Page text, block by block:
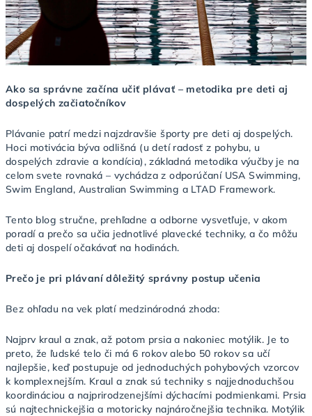
Ako sa správne začína učiť plávať – metodika pre deti aj
dospelých začiatočníkov
Plávanie patrí medzi najzdravšie športy pre deti aj dospelých.
Hoci motivácia býva odlišná (u detí radosť z pohybu, u
dospelých zdravie a kondícia), základná metodika výučby je na
celom svete rovnaká – vychádza z odporúčaní USA Swimming,
Swim England, Australian Swimming a LTAD Framework.
Tento blog stručne, prehľadne a odborne vysvetľuje, v akom
poradí a prečo sa učia jednotlivé plavecké techniky, a čo môžu
deti aj dospelí očakávať na hodinách.
Prečo je pri plávaní dôležitý správny postup učenia
Bez ohľadu na vek platí medzinárodná zhoda:
Najprv kraul a znak, až potom prsia a nakoniec motýlik. Je to
preto, že ľudské telo či má 6 rokov alebo 50 rokov sa učí
najlepšie, keď postupuje od jednoduchých pohybových vzorcov
k komplexnejším. Kraul a znak sú techniky s najjednoduchšou
koordináciou a najprirodzenejšími dýchacími podmienkami. Prsia
sú najtechnickejšia a motoricky najnáročnejšia technika. Motýlik